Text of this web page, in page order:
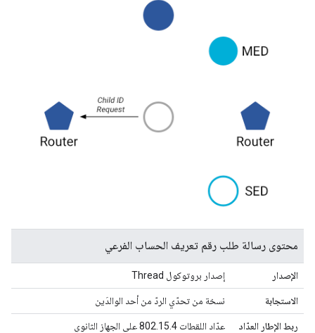
محتوى رسالة طلب رقم تعريف الحساب الفرعي
الإصدار إصدار بروتوكول Thread
الاستجابة نسخة من تحدّي الردّ من أحد الوالدَين
ربط الإطار العدّاد عدّاد اللقطات 802.15.4 على الجهاز الثانوي